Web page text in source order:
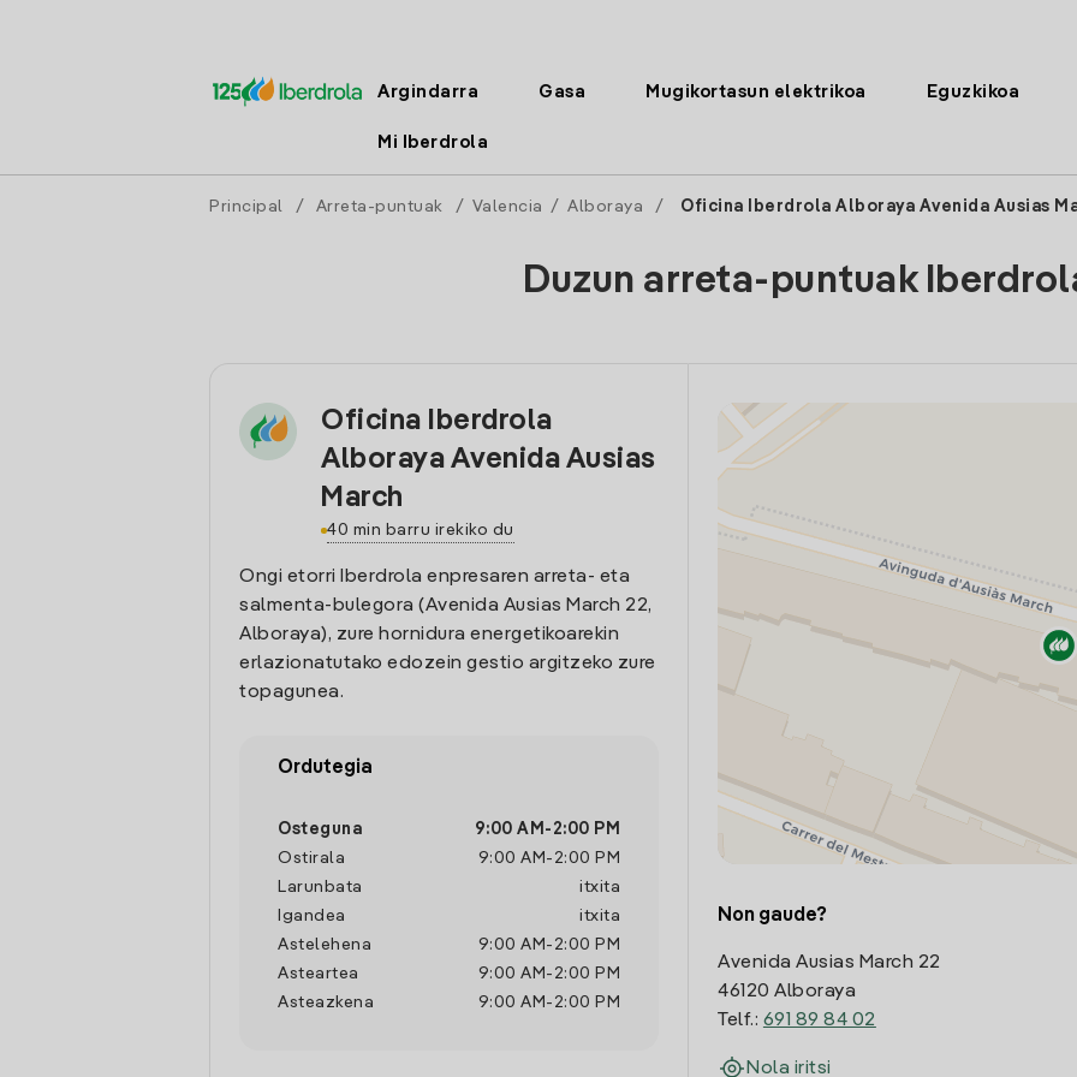
Argindarra Gasa Mugikortasun elektrikoa Eguzkikoa
Mi Iberdrola
Principal / Arreta-puntuak / Valencia / Alboraya / Oficina Iberdrola Alboraya Avenida Ausias
Duzun arreta-puntuak
Oficina Iberdrola
Alboraya Avenida Ausias
March
40 min barru irekiko du
Ongi etorri Iberdrola enpresaren arreta- eta
salmenta-bulegora (Avenida Ausias March 22,
Alboraya), zure hornidura energetikoarekin
erlazionatutako edozein gestio argitzeko zure
topagunea.
Ordutegia
Osteguna 9:00 AM - 2:00 PM
Ostirala
9:00 AM - 2:00 PM
Larunbata
itxita
Igandea
itxita
Astelehena
9:00 AM - 2:00 PM
Asteartea
9:00 AM - 2:00 PM
Asteazkena
9:00 AM - 2:00 PM
Non gaude?
Avenida Ausias March 22
46120 Alboraya
Telf.: 691 89 84 02
Nola iritsi